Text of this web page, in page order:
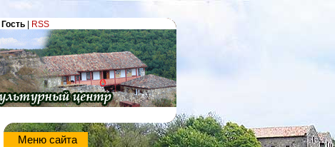
Гость RSS
Меню сайта